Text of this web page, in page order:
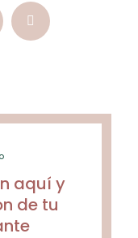
aquí y
de tu